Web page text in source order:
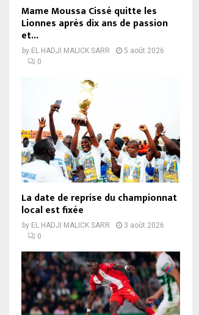
Mame Moussa Cissé quitte les
Lionnes après dix ans de passion
et...
by EL HADJI MALICK SARR
5 août 2026
0
La date de reprise du championnat
local est fixée
by EL HADJI MALICK SARR
3 août 2026
0